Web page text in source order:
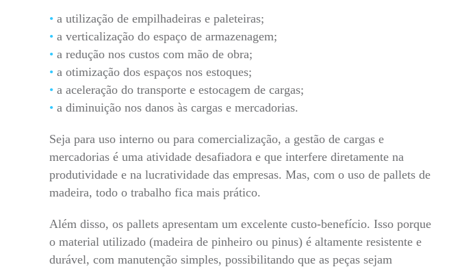
a utilização de empilhadeiras e paleteiras;
a verticalização do espaço de armazenagem;
a redução nos custos com mão de obra;
a otimização dos espaços nos estoques;
a aceleração do transporte e estocagem de cargas;
a diminuição nos danos às cargas e mercadorias.
Seja para uso interno ou para comercialização, a gestão de cargas e
mercadorias é uma atividade desafiadora e que interfere diretamente na
produtividade e na lucratividade das empresas. Mas, com o uso de pallets de
madeira, todo o trabalho fica mais prático.
Além disso, os pallets apresentam um excelente custo-benefício. Isso porque
o material utilizado (madeira de pinheiro ou pinus) é altamente resistente e
durável, com manutenção simples, possibilitando que as peças sejam